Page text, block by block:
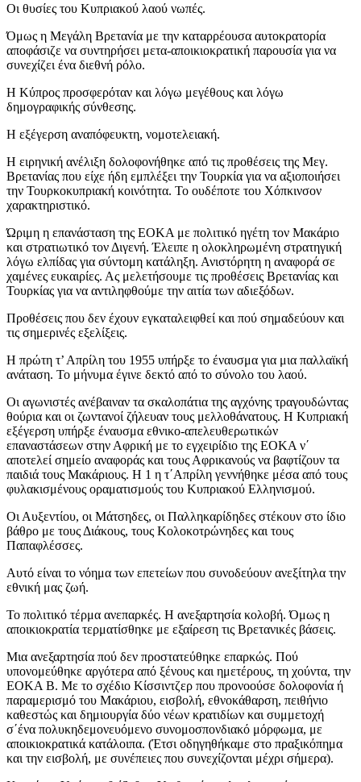
Οι θυσίες του Κυπριακού λαού νωπές.
Όμως η Μεγάλη Βρετανία με την καταρρέουσα αυτοκρατορία
αποφάσιζε να συντηρήσει μετα-αποικιοκρατική παρουσία για να
συνεχίζει ένα διεθνή ρόλο.
Η Κύπρος προσφερόταν και λόγω μεγέθους και λόγω
δημογραφικής σύνθεσης.
Η εξέγερση αναπόφευκτη, νομοτελειακή.
Η ειρηνική ανέλιξη δολοφονήθηκε από τις προθέσεις της Μεγ.
Βρετανίας που είχε ήδη εμπλέξει την Τουρκία για να αξιοποιήσει
την Τουρκοκυπριακή κοινότητα. Το ουδέποτε του Χόπκινσον
χαρακτηριστικό.
Ώριμη η επανάσταση της ΕΟΚΑ με πολιτικό ηγέτη τον Μακάριο
και στρατιωτικό τον Διγενή. Έλειπε η ολοκληρωμένη στρατηγική
λόγω ελπίδας για σύντομη κατάληξη. Ανιστόρητη η αναφορά σε
χαμένες ευκαιρίες. Ας μελετήσουμε τις προθέσεις Βρετανίας και
Τουρκίας για να αντιληφθούμε την αιτία των αδιεξόδων.
Προθέσεις που δεν έχουν εγκαταλειφθεί και πού σημαδεύουν και
τις σημερινές εξελίξεις.
Η πρώτη τ’ Απρίλη του 1955 υπήρξε το έναυσμα για μια παλλαϊκή
ανάταση. Το μήνυμα έγινε δεκτό από το σύνολο του λαού.
Οι αγωνιστές ανέβαιναν τα σκαλοπάτια της αγχόνης τραγουδώντας
θούρια και οι ζωντανοί ζήλευαν τους μελλοθάνατους. Η Κυπριακή
εξέγερση υπήρξε έναυσμα εθνικο-απελευθερωτικών
επαναστάσεων στην Αφρική με το εγχειρίδιο της ΕΟΚΑ ν΄
αποτελεί σημείο αναφοράς και τους Αφρικανούς να βαφτίζουν τα
παιδιά τους Μακάριους. Η 1 η τ΄Απρίλη γεννήθηκε μέσα από τους
φυλακισμένους οραματισμούς του Κυπριακού Ελληνισμού.
Οι Αυξεντίου, οι Μάτσηδες, οι Παλληκαρίδηδες στέκουν στο ίδιο
βάθρο με τους Διάκους, τους Κολοκοτρώνηδες και τους
Παπαφλέσσες.
Αυτό είναι το νόημα των επετείων που συνοδεύουν ανεξίτηλα την
εθνική μας ζωή.
Το πολιτικό τέρμα ανεπαρκές. Η ανεξαρτησία κολοβή. Όμως η
αποικιοκρατία τερματίσθηκε με εξαίρεση τις Βρετανικές βάσεις.
Μια ανεξαρτησία πού δεν προστατεύθηκε επαρκώς. Πού
υπονομεύθηκε αργότερα από ξένους και ημετέρους, τη χούντα, την
ΕΟΚΑ Β. Με το σχέδιο Κίσσιντζερ που προνοούσε δολοφονία ή
παραμερισμό του Μακάριου, εισβολή, εθνοκάθαρση, πειθήνιο
καθεστώς και δημιουργία δύο νέων κρατιδίων και συμμετοχή
σ΄ένα πολυκηδεμονευόμενο συνομοσπονδιακό μόρφωμα, με
αποικιοκρατικά κατάλοιπα. (Έτσι οδηγηθήκαμε στο πραξικόπημα
και την εισβολή, με συνέπειες που συνεχίζονται μέχρι σήμερα).